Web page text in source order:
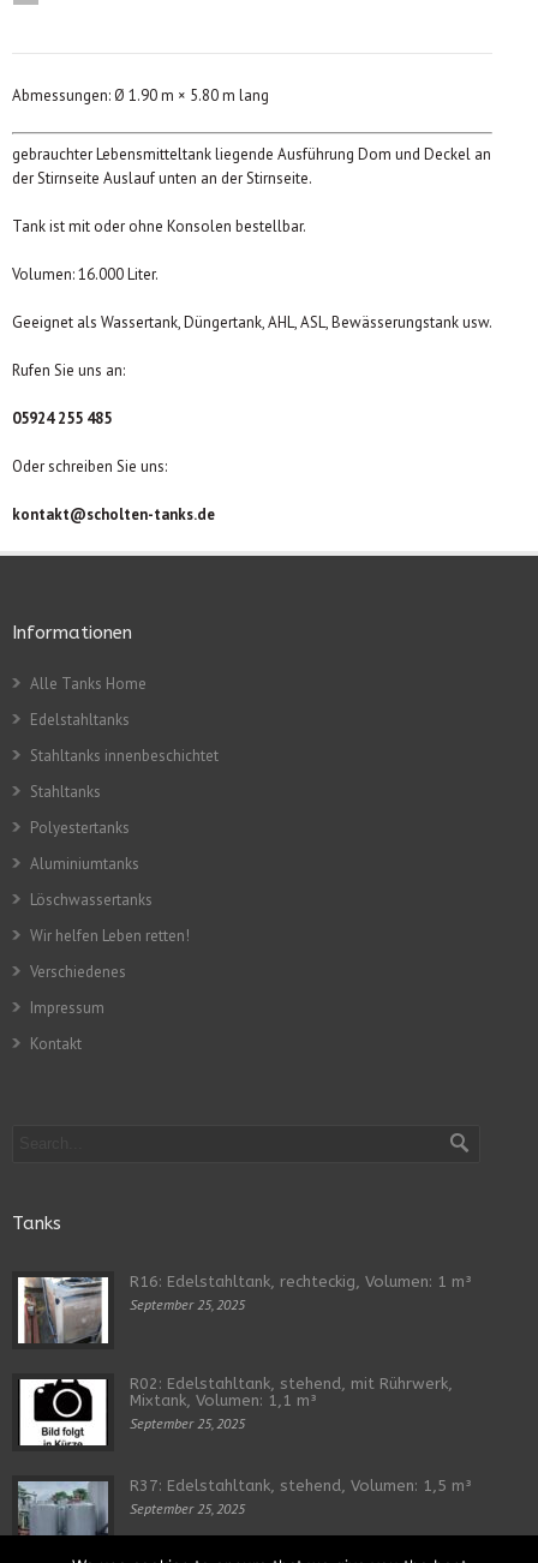
Abmessungen: Ø 1.90 m × 5.80 m lang
gebrauchter Lebensmitteltank liegende Ausführung Dom und Deckel an
der Stirnseite Auslauf unten an der Stirnseite.
Tank ist mit oder ohne Konsolen bestellbar.
Volumen: 16.000 Liter.
Geeignet als Wassertank, Düngertank, AHL, ASL, Bewässerungstank usw.
Rufen Sie uns an:
05924 255 485
Oder schreiben Sie uns:
kontakt@scholten-tanks.de
Informationen
Alle Tanks Home
Edelstahltanks
Stahltanks innenbeschichtet
Stahltanks
Polyestertanks
Aluminiumtanks
Löschwassertanks
Wir helfen Leben retten!
Verschiedenes
Impressum
Kontakt
Tanks
R16: Edelstahltank, rechteckig, Volumen: 1 m³
September 25, 2025
R02: Edelstahltank, stehend, mit Rührwerk,
Mixtank, Volumen: 1,1 m³
September 25, 2025
R37: Edelstahltank, stehend, Volumen: 1,5 m³
September 25, 2025